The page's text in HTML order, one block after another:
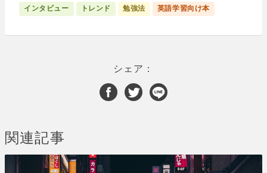
インタビュー トレンド 勉強法 英語学習向け本
シェア：
関連記事